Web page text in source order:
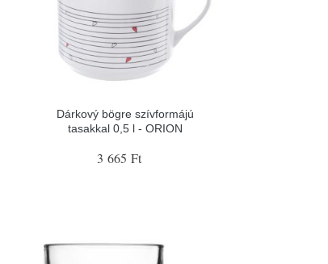
Dárkový bögre szívformájú
tasakkal 0,5 l - ORION
3 665 Ft